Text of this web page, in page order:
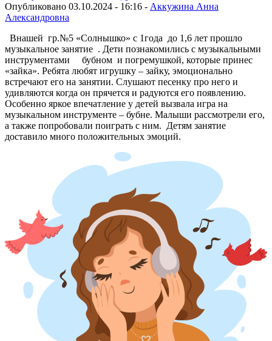
Опубликовано 03.10.2024 - 16:16 - Аккужина Анна
Александровна
Внашей гр.№5 «Солнышко» с 1года до 1,6 лет прошло
музыкальное занятие . Дети познакомились с музыкальными
инструментами бубном и погремушкой, которые принес
«зайка». Ребята любят игрушку – зайку, эмоционально
встречают его на занятии. Слушают песенку про него и
удивляются когда он прячется и радуются его появлению.
Особенно яркое впечатление у детей вызвала игра на
музыкальном инструменте – бубне. Малыши рассмотрели его,
а также попробовали поиграть с ним. Детям занятие
доставило много положительных эмоций.